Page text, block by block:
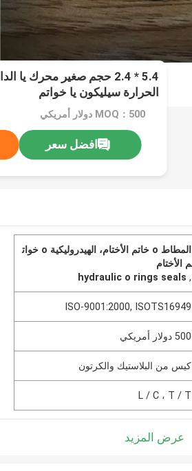
5.4 * 2.4 حجم صغير محرك يا
الحرارة سيليكون يا خواتم
MOQ：500 دولار أمريكي
افضل سعر
المطاط o خاتم الأختام، الهيدروليكية o خوات
م الأختام
,
hydraulic o rings seals
ISO-9001:2000, ISOTS16949
500 دولار أمريكي
كيس من البلاستيك والكرتون
L / C ، T / T
عرض المزيد